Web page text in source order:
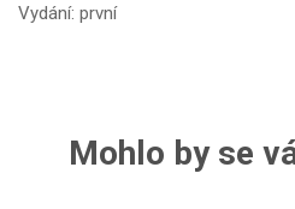
Vydání: první
Mohlo by se